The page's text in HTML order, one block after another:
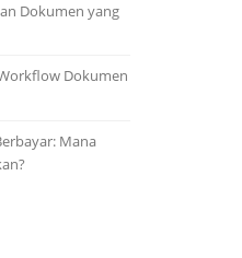
Dokumen yang
Dokumen
Mana